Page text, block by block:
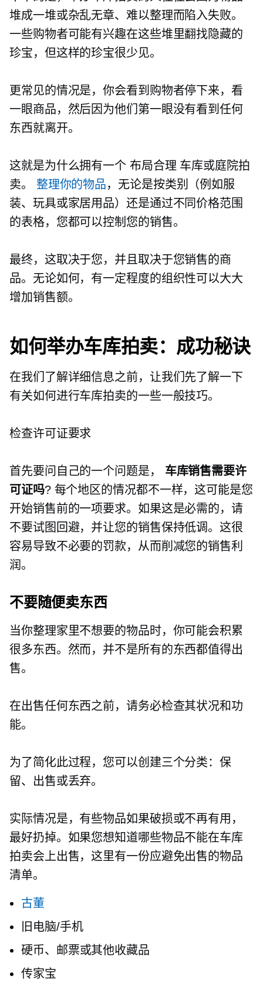
堆成一堆或杂乱无章、难以整理而陷入失败。
一些购物者可能有兴趣在这些堆里翻找隐藏的
珍宝，但这样的珍宝很少见。
更常见的情况是，你会看到购物者停下来，看
一眼商品，然后因为他们第一眼没有看到任何
东西就离开。
这就是为什么拥有一个 布局合理 车库或庭院拍
卖。 整理你的物品，无论是按类别（例如服
装、玩具或家居用品）还是通过不同价格范围
的表格，您都可以控制您的销售。
最终，这取决于您，并且取决于您销售的商
品。无论如何，有一定程度的组织性可以大大
增加销售额。
如何举办车库拍卖：成功秘诀
在我们了解详细信息之前，让我们先了解一下
有关如何进行车库拍卖的一些一般技巧。
检查许可证要求
首先要问自己的一个问题是， 车库销售需要许
可证吗? 每个地区的情况都不一样，这可能是您
开始销售前的一项要求。如果这是必需的，请
不要试图回避，并让您的销售保持低调。这很
容易导致不必要的罚款，从而削减您的销售利
润。
不要随便卖东西
当你整理家里不想要的物品时，你可能会积累
很多东西。然而，并不是所有的东西都值得出
售。
在出售任何东西之前，请务必检查其状况和功
能。
为了简化此过程，您可以创建三个分类：保
留、出售或丢弃。
实际情况是，有些物品如果破损或不再有用，
最好扔掉。如果您想知道哪些物品不能在车库
拍卖会上出售，这里有一份应避免出售的物品
清单。
古董
旧电脑/手机
硬币、邮票或其他收藏品
传家宝